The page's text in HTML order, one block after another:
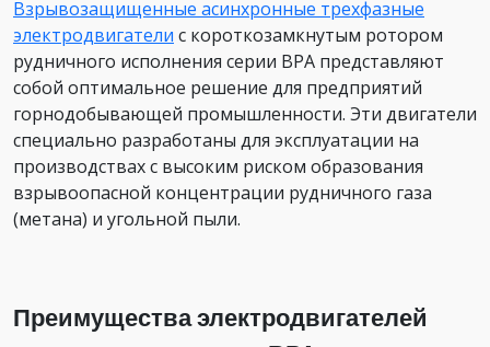
Взрывозащищенные асинхронные трехфазные
электродвигатели с короткозамкнутым ротором
рудничного исполнения серии ВРА представляют
собой оптимальное решение для предприятий
горнодобывающей промышленности. Эти двигатели
специально разработаны для эксплуатации на
производствах с высоким риском образования
взрывоопасной концентрации рудничного газа
(метана) и угольной пыли.
Преимущества электродвигателей